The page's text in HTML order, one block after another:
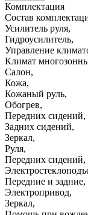
Комплектация
Состав
Усилитель руля,
Гидроусилитель,
Управление
Климат
Салон,
Кожа,
Кожаный руль,
Обогрев,
Передних сидений,
Задних сидений,
Зеркал,
Руля,
Передних сидений,
Передние и задние,
Электропривод,
Зеркал,